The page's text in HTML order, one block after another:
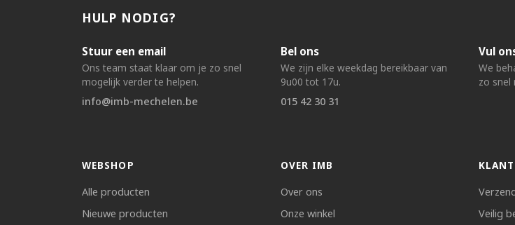
HULP NODIG?
Stuur een email
Ons team staat klaar om je zo snel
mogelijk verder te helpen.
info@imb-mechelen.be
Bel ons
We zijn elke weekdag bereikbaar van
9u00 tot 17u.
015 42 30 31
Vul
We
zo snel
WEBSHOP
Alle producten
Nieuwe producten
OVER IMB
Over ons
Onze winkel
Veilig